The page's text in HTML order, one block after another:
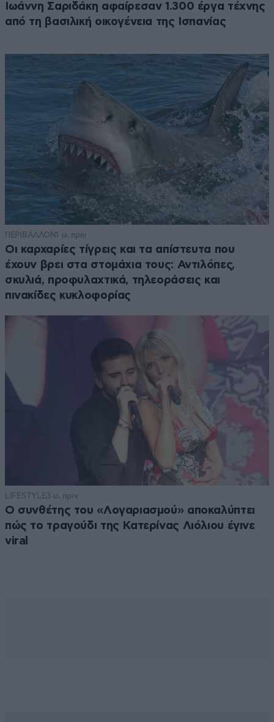
Ιωάννη Σαριδάκη αφαίρεσαν 1.300 έργα τέχνης
από τη βασιλική οικογένεια της Ισπανίας
ΠΕΡΙΒΑΛΛΟΝ 1 ω. πριν
Οι καρχαρίες τίγρεις και τα απίστευτα που
έχουν βρει στα στομάχια τους: Αντιλόπες,
σκυλιά, προφυλαχτικά, τηλεοράσεις και
πινακίδες κυκλοφορίας
LIFESTYLE3 ω. πριν
Ο συνθέτης του «Λογαριασμού» αποκαλύπτει
πώς το τραγούδι της Κατερίνας Λιόλιου έγινε
viral